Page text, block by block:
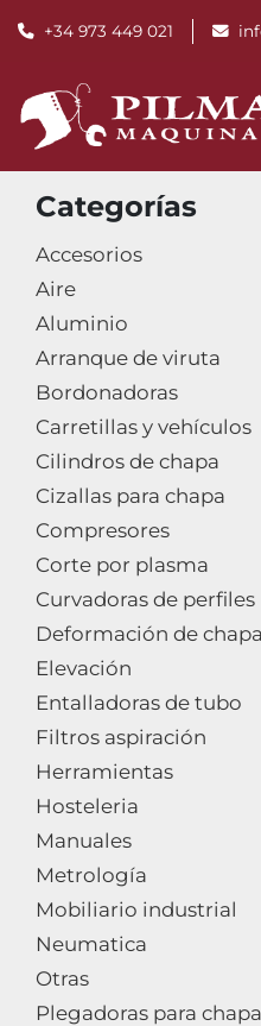
+34 973 449 021
Categorías
Accesorios
Aire
Aluminio
Arranque de viruta
Bordonadoras
Carretillas y vehículos
Cilindros de chapa
Cizallas para chapa
Compresores
Corte por plasma
Curvadoras de perfiles
Deformación de chapa
Elevación
Entalladoras de tubo
Filtros aspiración
Herramientas
Hosteleria
Manuales
Metrología
Mobiliario industrial
Neumatica
Otras
Plegadoras para chapa